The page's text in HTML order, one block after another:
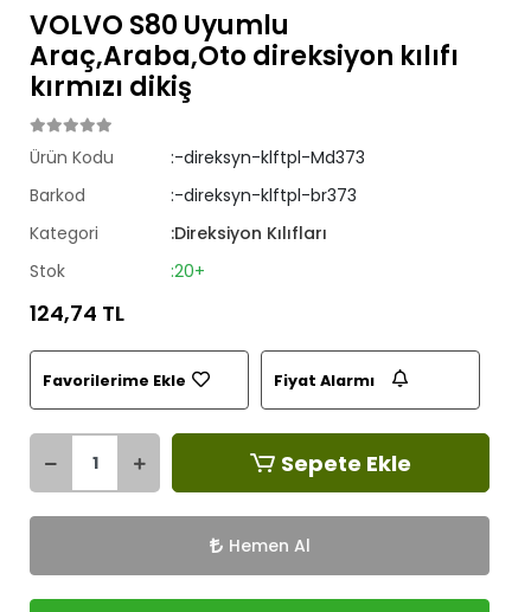
VOLVO S80 Uyumlu
Araç,Araba,Oto direksiyon kılıfı
kırmızı dikiş
Ürün Kodu
:-direksyn-klftpl-Md373
Barkod
:-direksyn-klftpl-br373
Kategori
:Direksiyon Kılıfları
Stok
:20+
124,74 TL
Favorilerime Ekle Fiyat Alarmı
Sepete Ekle
Hemen Al